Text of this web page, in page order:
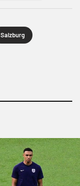
Salzburg